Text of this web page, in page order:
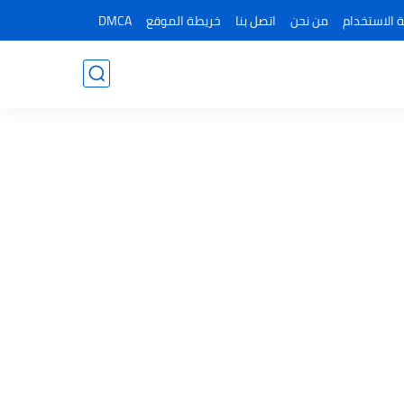
من نحن اتصل بنا خريطة الموقع DMCA